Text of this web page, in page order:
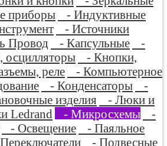
приборы
- Индуктивные
- Источники
Провод - Капсульные
-
осцилляторы
- Кнопки,
реле
- Компьютерное
- Конденсаторы
-
изделия
- Люки и
Ledrand
- Микросхемы
-
- Освещение
- Паяльное
- Подвесные